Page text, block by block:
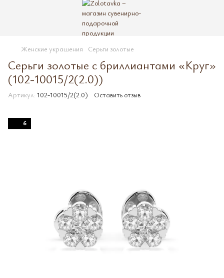
Женские украшения Серьги золотые
Серьги золотые с бриллиантами «Круг»
(102-10015/2(2.0))
Артикул: 102-10015/2(2.0) Оставить отзыв
6